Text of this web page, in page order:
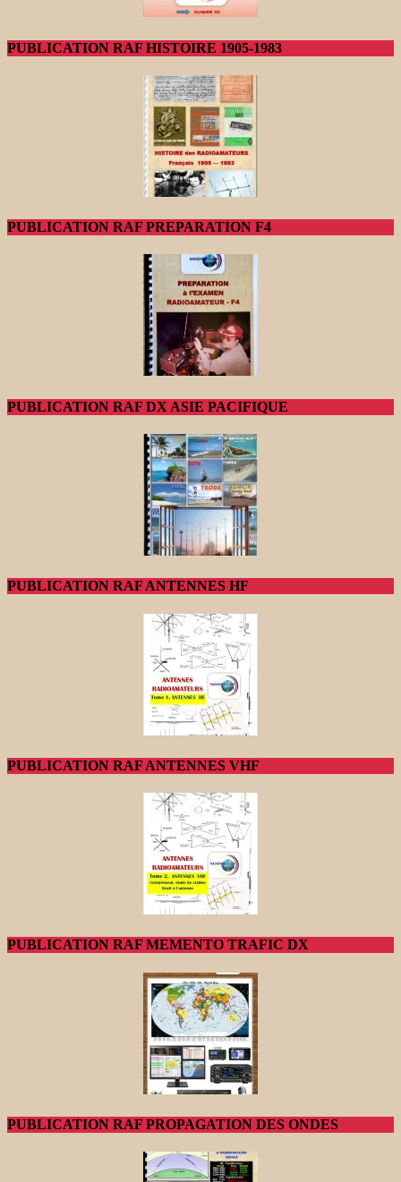
PUBLICATION RAF HISTOIRE 1905-1983
PUBLICATION RAF PREPARATION F4
PUBLICATION RAF DX ASIE PACIFIQUE
PUBLICATION RAF ANTENNES HF
PUBLICATION RAF ANTENNES VHF
PUBLICATION RAF MEMENTO TRAFIC DX
PUBLICATION RAF PROPAGATION DES ONDES